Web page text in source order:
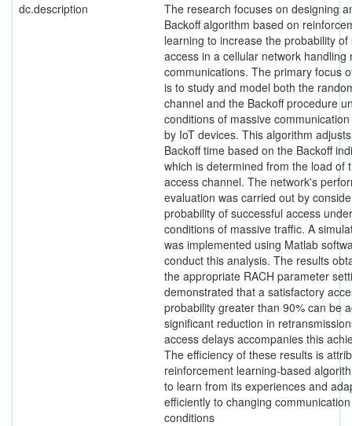
dc.description
The research focuses on designing
Backoff algorithm based on
learning to increase the probability of
access in a cellular network handling
communications. The primary focus
is to study and model both the
channel and the Backoff procedure
conditions of massive
by IoT devices. This algorithm
Backoff time based on the Backoff
which is determined from the load of
access channel. The network's
evaluation was carried out by
probability of successful access
conditions of massive traffic. A
was implemented using Matlab
conduct this analysis. The results
the appropriate RACH parameter
demonstrated that a satisfactory
probability greater than 90% can be
significant reduction in
access delays accompanies this
The efficiency of these results is
reinforcement learning-based
to learn from its experiences and
efficiently to changing
conditions